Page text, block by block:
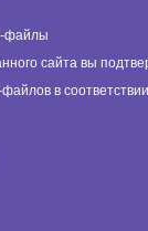
файлы
сайта вы
в